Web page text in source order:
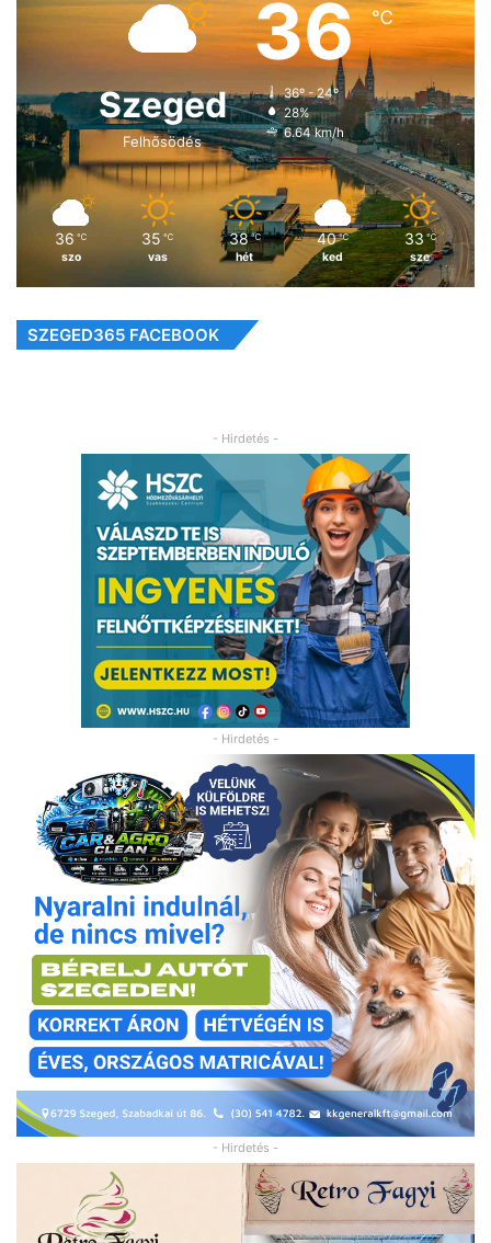
Szeged
Felhősödés
36℃
36º - 24º
28%
6.64 km/h
36 ℃
szo
35 ℃
vas
38 ℃
hét
40 ℃
ked
33 ℃
sze
SZEGED365 FACEBOOK
- Hirdetés -
- Hirdetés -
- Hirdetés -